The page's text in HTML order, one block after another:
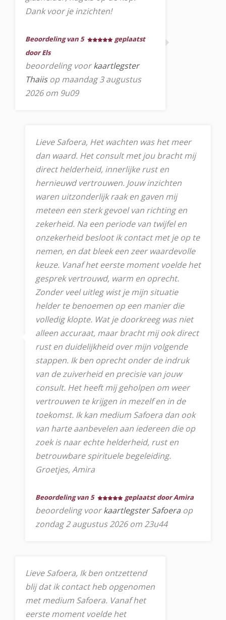
Dank voor je inzichten!
Beoordeling van 5
geplaatst
door Els
beoordeling voorkaartlegster
Thaiisop maandag 3 augustus
2026 om 9u09
Lieve Safoera, Het wachten was het meer
dan waard. Het consult met jou bracht mij
direct helderheid, innerlijke rust en
hernieuwd vertrouwen. Jouw inzichten
waren uitzonderlijk raak en gaven mij
meteen een sterk gevoel van richting en
zekerheid. Na een periode van twijfel en
onzekerheid besloot ik contact met je op te
nemen, en dat bleek een zeer waardevolle
keuze. Vanaf het eerste moment voelde het
gesprek vertrouwd, warm en oprecht.
Zonder veel uitleg wist je mijn situatie
helder te benoemen op een manier die
volledig klopte. Wat je doorkreeg was niet
alleen accuraat, maar bracht mij ook direct
rust en duidelijkheid over mijn volgende
stappen. Ik ben oprecht onder de indruk
van de zuiverheid en precisie van jouw
consult. Het heeft mij geholpen om weer
vertrouwen te krijgen in mezelf en in de
toekomst. Ik kan medium Safoera dan ook
van harte aanbevelen aan iedereen die op
zoek is naar echte helderheid, rust en
betrouwbare spirituele begeleiding.
Groetjes, Amira
Beoordeling van 5 geplaatst door Amira
beoordeling voorkaartlegster Safoera op
zondag 2 augustus 2026 om 23u44
Lieve Safoera, Ik ben ontzettend
blij dat ik contact heb opgenomen
met medium Safoera. Vanaf het
eerste moment voelde het